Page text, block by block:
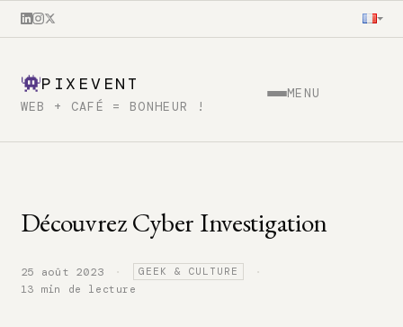
PIXEVENT
WEB + CAFÉ = BONHEUR !
MENU
Découvrez Cyber Investigation
25 août 2023 · GEEK & CULTURE ·
13 min de lecture